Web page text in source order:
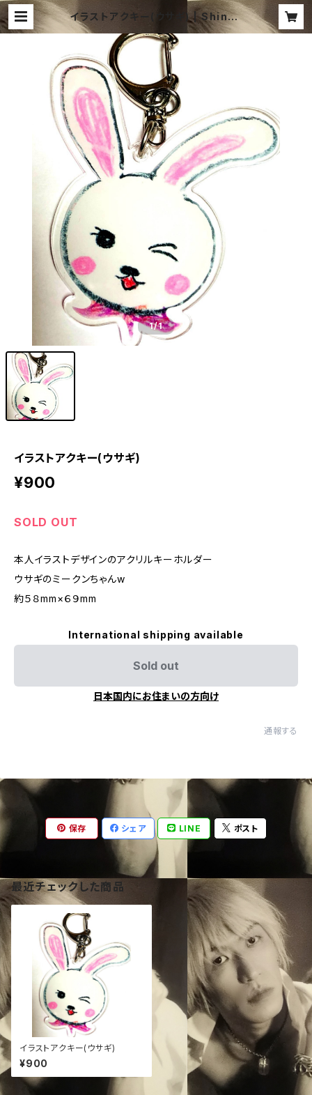
イラストアクキー(ウサギ) | Shindo
Atsushi Shop
1/1
イラストアクキー(ウサギ)
¥900
SOLD OUT
本人イラストデザインのアクリルキーホルダー
ウサギのミークンちゃんw
約５８mm×６９mm
International shipping available
Sold out
日本国内にお住まいの方向け
通報する
保存 シェア LINE ポスト
最近チェックした商品
イラストアクキー(ウサギ)
¥900